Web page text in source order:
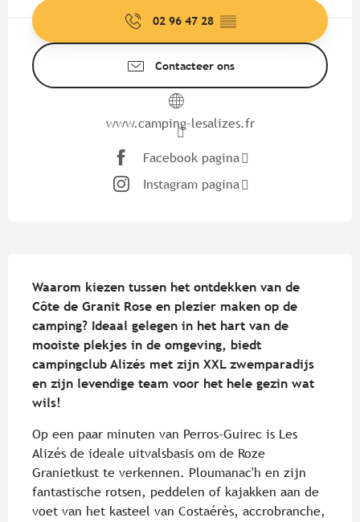
02 96 47 28 ▒▒
Contacteer ons
www.camping-lesalizes.fr
Facebook pagina
Instagram pagina
Waarom kiezen tussen het ontdekken van de
Côte de Granit Rose en plezier maken op de
camping? Ideaal gelegen in het hart van de
mooiste plekjes in de omgeving, biedt
campingclub Alizés met zijn XXL zwemparadijs
en zijn levendige team voor het hele gezin wat
wils!
Op een paar minuten van Perros-Guirec is Les
Alizés de ideale uitvalsbasis om de Roze
Granietkust te verkennen. Ploumanac'h en zijn
fantastische rotsen, peddelen of kajakken aan de
voet van het kasteel van Costaérès, accrobranche,